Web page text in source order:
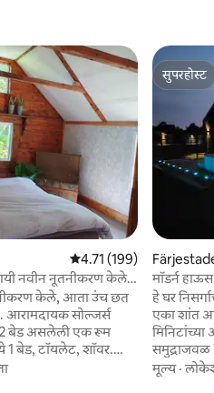
5 पैकी 4.71 सरासरी रेटिंग,
4.71 (199)
नवीन नूतनीकरण केलेले
केले, आता उंच छत
सोल्जर्स
2 बेड असलेली एक रूम
1 बेड, टॉयलेट, शॉवर.
एरियासह
फ्रिज/फ्रीझर, स्टोव्ह
सुपरहोस्ट
सुपरहोस्ट
मॉडर्न
हे घर
एका शांत
मिनिटांच्या
समुद्राजवळ
पूल, टेनिस कोर्ट
आधुनिक
मूल्य·